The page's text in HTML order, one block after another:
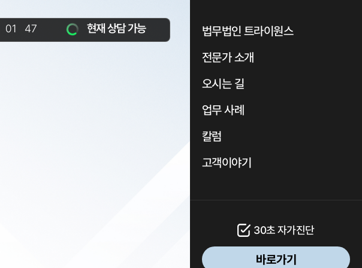
법무법인 트라이원스
전문가 소개
오시는 길
업무 사례
칼럼
고객이야기
30초 자가진단
바로가기
01 47 현재 상담 가능